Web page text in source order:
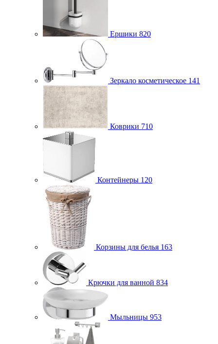
Ершики 820
Зеркало косметическое 141
Коврики 710
Контейнеры 120
Корзины для белья 163
Крючки для ванной 834
Мыльницы 953